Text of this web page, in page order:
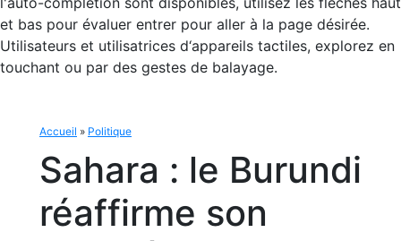
et bas pour évaluer entrer pour aller à la page désirée.
Utilisateurs et utilisatrices d‘appareils tactiles, explorez en
touchant ou par des gestes de balayage.
Accueil » Politique
Sahara : le Burundi
réaffirme son